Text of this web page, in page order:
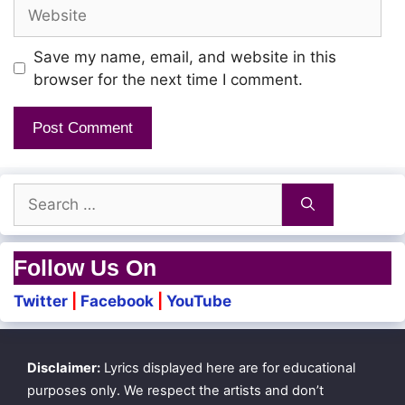
Iruppenae!
Nee pakkam vanthuttu
Paarthalae podhum
Naan ennaven ennaveno!
Nee kannale!
Edhachum pesittu pona
Naan kanama poiduvano!
En nenjil patta
Save my name, email, and website in this
browser for the next time I comment.
for:
Follow Us On
Twitter Facebook YouTube
Disclaimer: Lyrics displayed here are for educational
purposes only. We respect the artists and don’t